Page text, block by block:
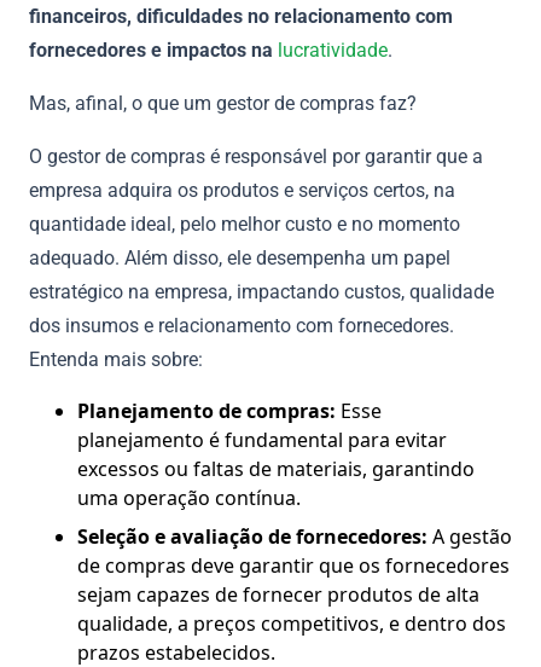
financeiros, dificuldades no relacionamento com
fornecedores e impactos na lucratividade.
Mas, afinal, o que um gestor de compras faz?
O gestor de compras é responsável por garantir que a
empresa adquira os produtos e serviços certos, na
quantidade ideal, pelo melhor custo e no momento
adequado. Além disso, ele desempenha um papel
estratégico na empresa, impactando custos, qualidade
dos insumos e relacionamento com fornecedores.
Entenda mais sobre:
Planejamento de compras: Esse
planejamento é fundamental para evitar
excessos ou faltas de materiais, garantindo
uma operação contínua.
Seleção e avaliação de fornecedores: A gestão
de compras deve garantir que os fornecedores
sejam capazes de fornecer produtos de alta
qualidade, a preços competitivos, e dentro dos
prazos estabelecidos.